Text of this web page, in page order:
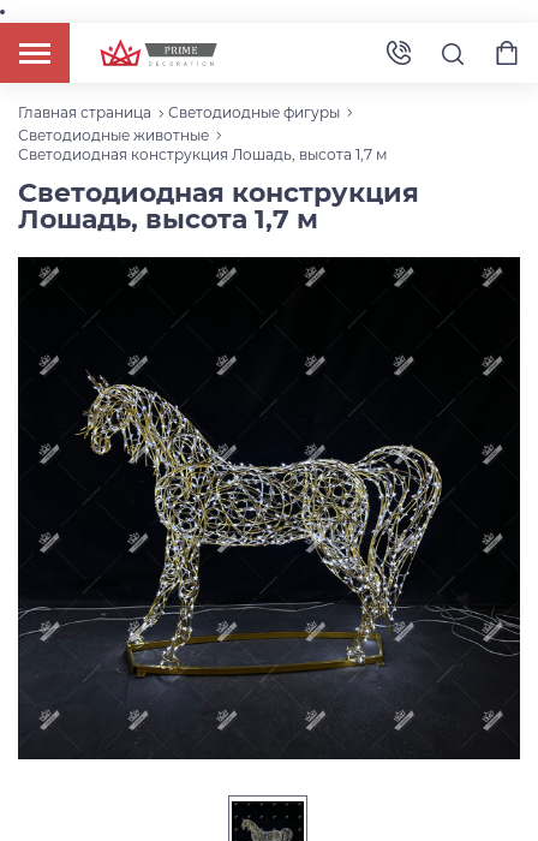
Главная страница
Светодиодные фигуры
Светодиодные животные
Светодиодная конструкция Лошадь, высота 1,7 м
Светодиодная конструкция
Лошадь, высота 1,7 м